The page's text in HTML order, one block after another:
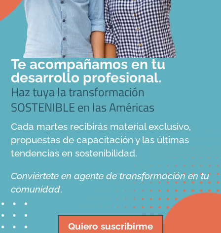
Te acompañamos en tu
desarrollo profesional.
Haz tuya la transformación
SOSTENIBLE en las Américas
Cada martes recibirás material exclusivo,
propuestas de capacitación y las últimas
tendencias en sostenibilidad.
Conviértete en agente de transformación en tu
comunidad.
Quiero suscribirme